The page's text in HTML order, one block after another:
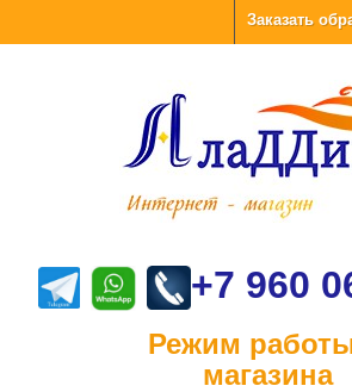
Заказать
+7 960
Режим работы
магазина